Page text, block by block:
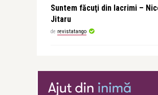
Suntem făcuţi din lacrimi –
Jitaru
de revistatango